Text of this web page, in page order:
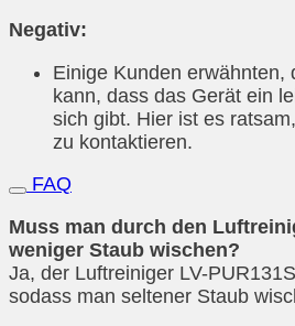
Negativ:
Einige Kunden erwähnten,
kann, dass das Gerät ein
sich gibt. Hier ist es
zu kontaktieren.
FAQ
Muss man durch den
weniger Staub wischen?
Ja, der Luftreiniger LV-
sodass man seltener Staub